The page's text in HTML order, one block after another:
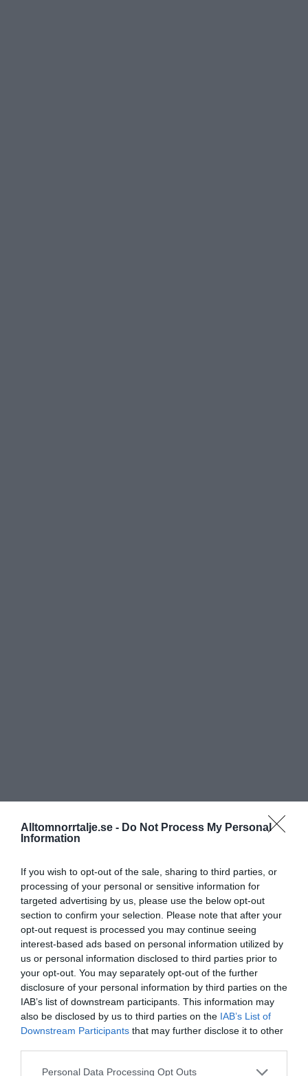
Alltomnorrtalje.se - Do Not Process My Personal
Information
If you wish to opt-out of the sale, sharing to third parties, or
processing of your personal or sensitive information for
targeted advertising by us, please use the below opt-out
section to confirm your selection. Please note that after your
opt-out request is processed you may continue seeing
interest-based ads based on personal information utilized by
us or personal information disclosed to third parties prior to
your opt-out. You may separately opt-out of the further
disclosure of your personal information by third parties on the
IAB’s list of downstream participants. This information may
also be disclosed by us to third parties on the IAB’s List of
Downstream Participants that may further disclose it to other
Personal Data Processing Opt Outs